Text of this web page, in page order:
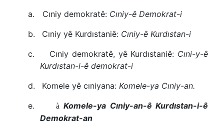
a.
Cıniy demokratê: Cıniy-ê Demokrat-i
b.
Cıniy yê Kurdıstaniê: Cıniy-ê Kurdıstan-i
c.
Cıniy demokratê, yê Kurdıstaniê: Cıni-y-ê
Kurdıstan-i-ê demokrat-i
d.
Komele yê cıniyana: Komele-ya Cıniy-an.
e.
à Komele-ya Cıniy-an-ê Kurdıstan-i-ê
Demokrat-an